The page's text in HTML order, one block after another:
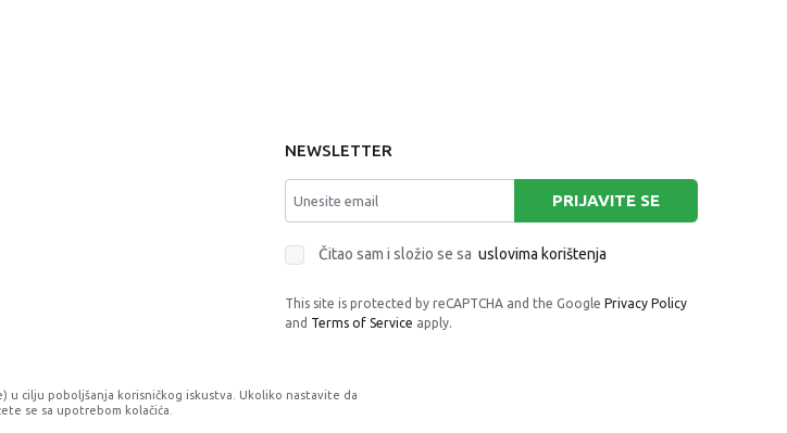
NEWSLETTER
PRIJAVITE SE
Čitao sam i složio se sa uslovima korištenja
This site is protected by reCAPTCHA and the Google Privacy Policy
and Terms of Service apply.
u cilju poboljšanja korisničkog iskustva. Ukoliko nastavite da
se sa upotrebom kolačića.